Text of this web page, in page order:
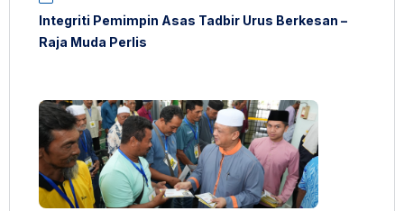
Integriti Pemimpin Asas Tadbir Urus Berkesan –
Raja Muda Perlis